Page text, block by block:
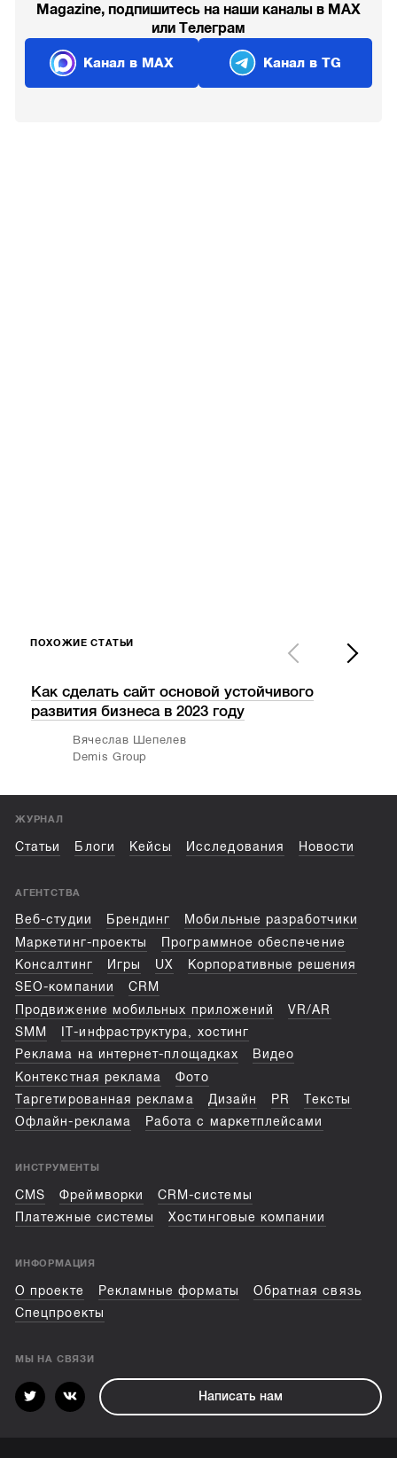
Magazine, подпишитесь на наши каналы в MAX
или Телеграм
Канал в MAX Канал в TG
ПОХОЖИЕ СТАТЬИ
Как сделать сайт основой устойчивого
развития бизнеса в 2023 году
Вячеслав Шепелев
Demis Group
ЖУРНАЛ
Статьи Блоги Кейсы Исследования Новости
АГЕНТСТВА
Веб-студии Брендинг
Мобильные разработчики
Маркетинг-проекты
Программное обеспечение
Консалтинг
Игры UX
Корпоративные решения
SEO-компании
CRM
Продвижение мобильных приложений
VR/AR
SMM
IT-инфраструктура, хостинг
Реклама на интернет-площадках
Видео
Контекстная реклама
Фото
Таргетированная реклама
Дизайн PR
Тексты
Офлайн-реклама
Работа с маркетплейсами
ИНСТРУМЕНТЫ
CMS Фреймворки
CRM-системы
Платежные системы
Хостинговые компании
ИНФОРМАЦИЯ
О проекте Рекламные форматы
Обратная связь
Спецпроекты
МЫ НА СВЯЗИ
Написать нам